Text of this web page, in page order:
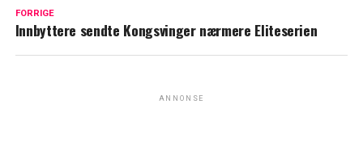
FORRIGE
Innbyttere sendte Kongsvinger nærmere Eliteserien
ANNONSE